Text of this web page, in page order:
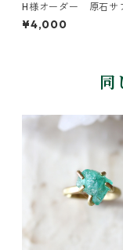
H様オーダー 原石サ
のイヤカフ/リング
¥4,000
同